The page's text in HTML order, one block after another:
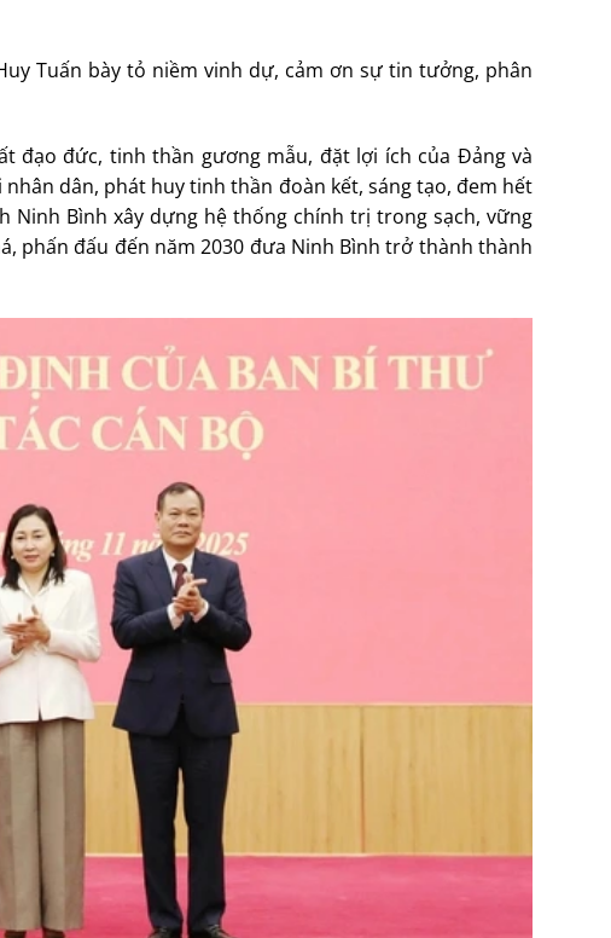
Tuấn bày tỏ niềm vinh dự, cảm ơn sự tin tưởng, phân
đạo đức, tinh thần gương mẫu, đặt lợi ích của Đảng và
dân, phát huy tinh thần đoàn kết, sáng tạo, đem hết
Bình xây dựng hệ thống chính trị trong sạch, vững
phấn đấu đến năm 2030 đưa Ninh Bình trở thành thành